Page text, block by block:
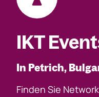
IKT
In Petrich,
Finden Sie